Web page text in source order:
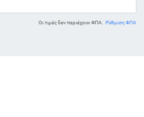
Οι τιμές δεν περιέχουν ΦΠΑ. Ρύθμιση ΦΠΑ